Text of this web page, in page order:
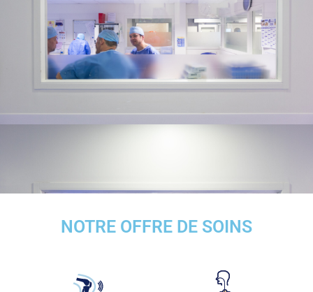
NOTRE OFFRE DE SOINS